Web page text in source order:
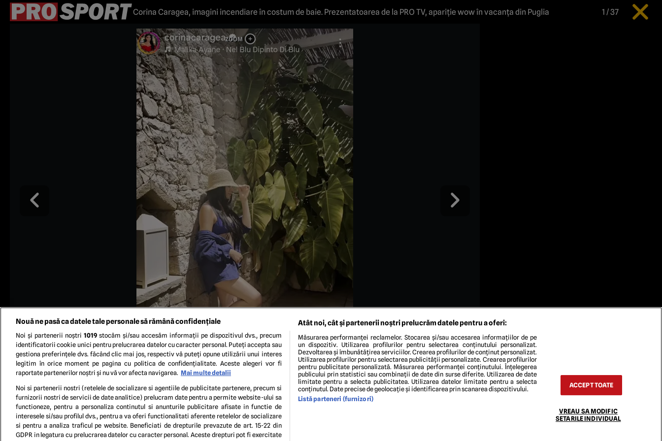
Corina Caragea, imagini incendiare în costum de baie. Prezentatoarea de la PRO TV, apariție wow în vacanța din Puglia 1 /37
FOTO Instagram Corina Caragea
TERMENI ȘI CONDIȚIIPOLITICA DE CONFIDENTIALITATE
Nouă ne pasă ca datele tale personale să rămână confidențiale
Noi și partenerii noștri 1019stocăm și/sau accesăm informații pe dispozitivul dvs., precum
identificatorii cookie unici pentru prelucrarea datelor cu caracter personal. Puteți accepta sau
gestiona preferințele dvs. făcând clic mai jos, respectiv vă puteți opune utilizării unui interes
legitim în orice moment pe pagina cu politica de confidențialitate. Aceste alegeri vor fi
raportate partenerilor noștri și nu vă vor afecta navigarea. Mai multe detalii
Noi si partenerii nostri (retelele de socializare si agentiile de publicitate partenere, precum si
furnizorii nostri de servicii de date analitice) prelucram date pentru a permite website-ului sa
functioneze, pentru a personaliza continutul si anunturile publicitare afisate in functie de
interesele si/sau profilul dvs., pentru a va oferi functionalitati aferente retelelor de socializare
si pentru a analiza traficul pe website. Beneficiati de drepturile prevazute de art. 15-22 din
GDPR in legatura cu prelucrarea datelor cu caracter personal. Aceste drepturi pot fi exercitate
Atât noi, cât și partenerii noștri prelucrăm datele pentru a oferi:
Măsurarea performanței reclamelor. Stocarea și/sau accesarea informațiilor de pe
un dispozitiv. Utilizarea profilurilor pentru selectarea conținutului personalizat.
Dezvoltarea și îmbunătățirea serviciilor. Crearea profilurilor de conținut personalizat.
Utilizarea profilurilor pentru selectarea publicității personalizate. Crearea profilurilor
pentru publicitate personalizată. Măsurarea performanței conținutului. Înțelegerea
publicului prin statistici sau combinații de date din surse diferite. Utilizarea de date
limitate pentru a selecta publicitatea. Utilizarea datelor limitate pentru a selecta
conținutul. Date precise de geolocație și identificarea prin scanarea dispozitivului.
Listă parteneri (furnizori)
ACCEPT TOATE
VREAU SA MODIFIC
SETARILE INDIVIDUAL